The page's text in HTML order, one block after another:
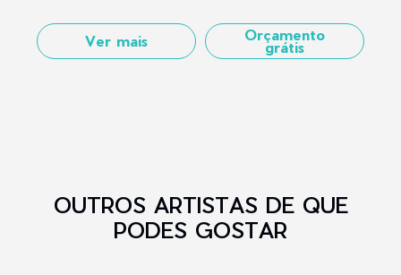
Ver mais Orçamento
grátis
OUTROS ARTISTAS DE QUE
PODES GOSTAR